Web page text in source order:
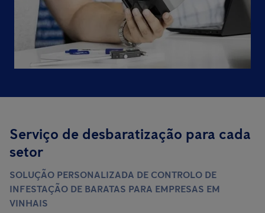
Serviço de desbaratização para cada
setor
SOLUÇÃO PERSONALIZADA DE CONTROLO DE
INFESTAÇÃO DE BARATAS PARA EMPRESAS EM
VINHAIS